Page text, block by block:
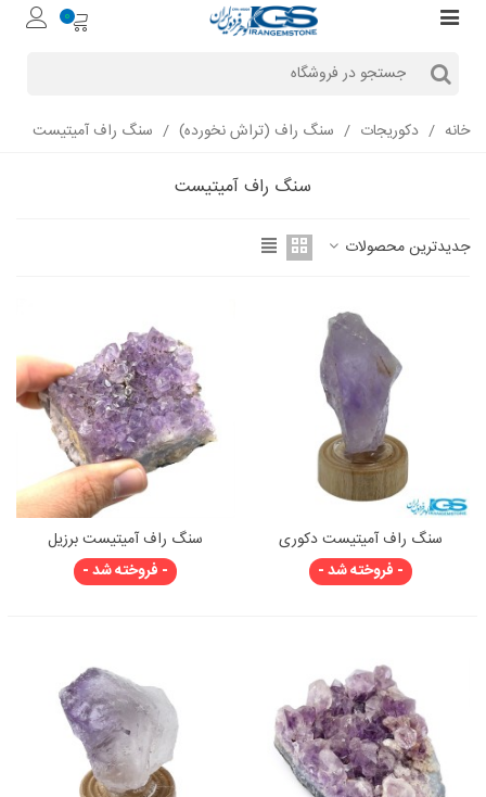
0
خانه / دکوریجات / سنگ راف (تراش نخورده) / سنگ راف آمیتیست
سنگ راف آمیتیست
جدیدترین محصولات
سنگ راف آمیتیست دکوری
- فروخته شد -
سنگ راف آمیتیست برزیل
- فروخته شد -